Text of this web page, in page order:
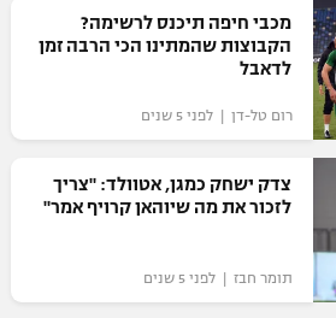
מכבי חיפה תיכנס לרשימה?
הקבוצות שהמתינו הכי הרבה זמן
לדאבל
רום טל-דן | לפני 5 שנים
צדק ישחק כמגן, אטוולד: "צריך
לזכור את מה שיוהאן קרויף אמר"
תומר חבז | לפני 5 שנים